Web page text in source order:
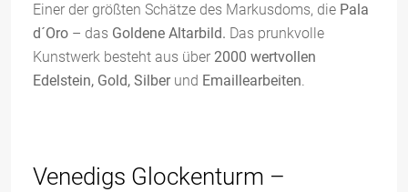
Einer der größten Schätze des Markusdoms, die Pala
d´Oro – das Goldene Altarbild. Das prunkvolle
Kunstwerk besteht aus über 2000 wertvollen
Edelstein, Gold, Silberund Emaillearbeiten.
Venedigs Glockenturm –